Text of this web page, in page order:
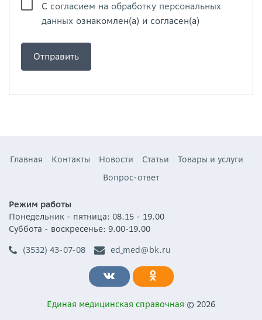
С согласием на обработку персональных
данных ознакомлен(а) и согласен(а)
Главная Контакты Новости Статьи
Товары и услуги
Вопрос-ответ
Режим работы
Понедельник - пятница: 08.15 - 19.00
Суббота - воскресенье: 9.00-19.00
(3532) 43-07-08
ed_med@bk.ru
Единая медицинская справочная © 2026